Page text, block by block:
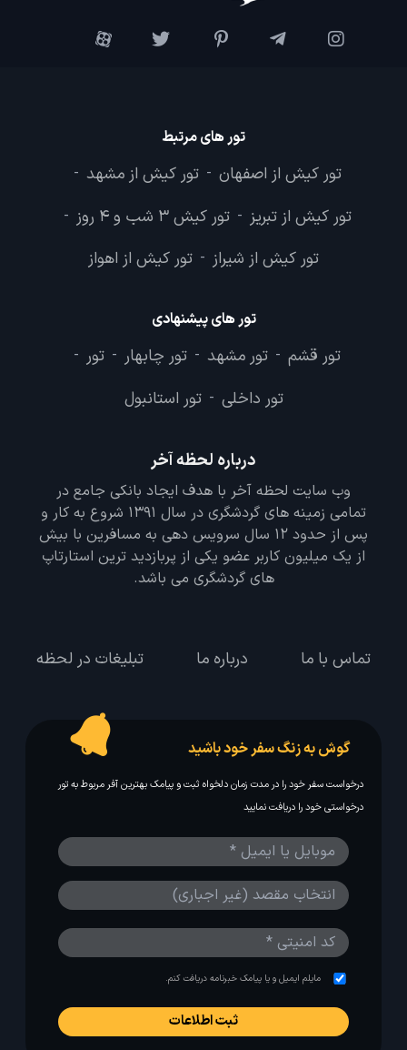
تور های مرتبط
تور کیش از اصفهان - تور کیش از مشهد -
تور کیش از تبریز - تور کیش 3 شب و 4 روز -
تور کیش از شیراز - تور کیش از اهواز
تور های پیشنهادی
تور قشم - تور مشهد - تور چابهار - تور -
تور داخلی - تور استانبول
درباره لحظه آخر
وب سایت لحظه آخر با هدف ایجاد بانکی جامع در
تمامی زمینه های گردشگری در سال 1391 شروع به کار و
پس از حدود 12 سال سرویس دهی به مسافرین با بیش
از یک میلیون کاربر عضو یکی از پربازدید ترین استارتاپ
های گردشگری می باشد.
تماس با ما درباره ما تبلیغات در لحظه
گوش به زنگ سفر خود باشید
درخواست سفر خود را در مدت زمان دلخواه ثبت و پیامک بهترین آفر مربوط به تور
درخواستی خود را دریافت نمایید
مایلم ایمیل و یا پیامک خبرنامه دریافت کنم.